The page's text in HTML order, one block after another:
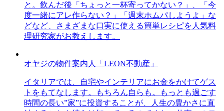
と。飲んだ後「ちょっと一杯寄ってかない？」、「今
度一緒にアレ作らない？」「週末ホムパしようよ」な
どなど、さまざまな口実に使える簡単レシピを人気料
理研究家がお教えします。
オヤジの物件案内人「LEON不動産」
イタリアでは、自宅やインテリアにお金をかけてゲス
トをもてなします。もちろん自らも。もっとも過ごす
時間の長い”家”に投資することが、人生の豊かさに直